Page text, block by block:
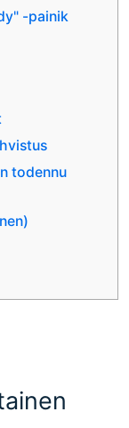
-painik
todennu